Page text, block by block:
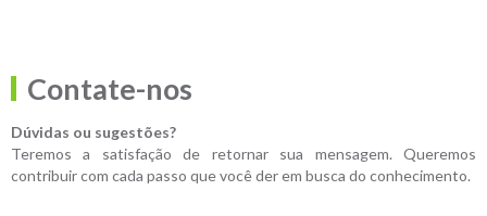
Contate-nos
Dúvidas ou sugestões?
Teremos a satisfação de retornar sua mensagem. Queremos
contribuir com cada passo que você der em busca do conhecimento.